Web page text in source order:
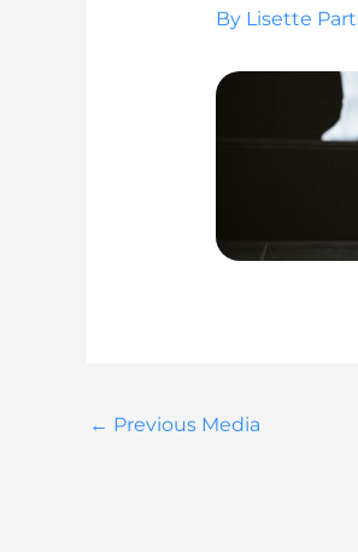
By Lisette
← Previous Media